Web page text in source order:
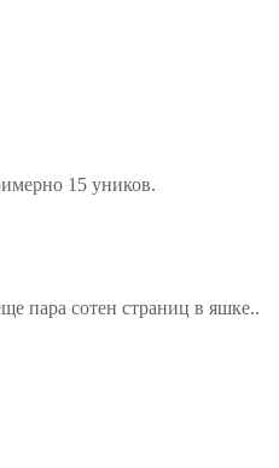
15 уников.
пара сотен страниц в яшке..